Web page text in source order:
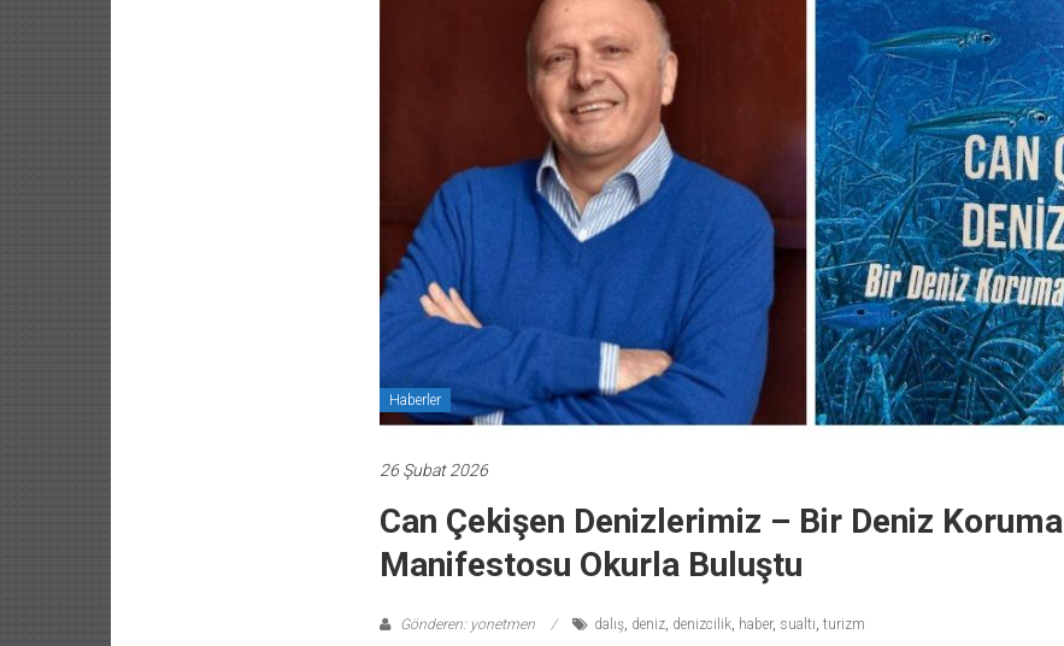
Haberler
26 Şubat 2026
Can Çekişen Denizlerimiz – Bir Deniz Koruma
Manifestosu Okurla Buluştu
Gönderen: yonetmen dalış, deniz, denizcilik, haber, sualtı, turizm